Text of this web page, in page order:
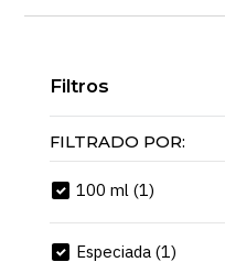
Filtros
FILTRADO POR:
100 ml (1)
Especiada (1)